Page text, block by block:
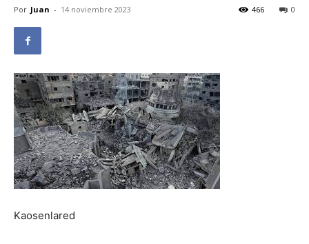
Por Juan - 14 noviembre 2023 0
466
Kaosenlared